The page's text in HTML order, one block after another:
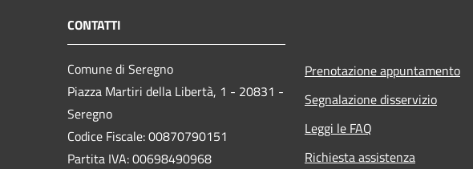
CONTATTI
Comune di Seregno
Piazza Martiri della Libertà, 1 - 20831 -
Seregno
Codice Fiscale: 00870790151
Partita IVA: 00698490968
Prenotazione appuntamento
Segnalazione disservizio
Leggi le FAQ
Richiesta assistenza